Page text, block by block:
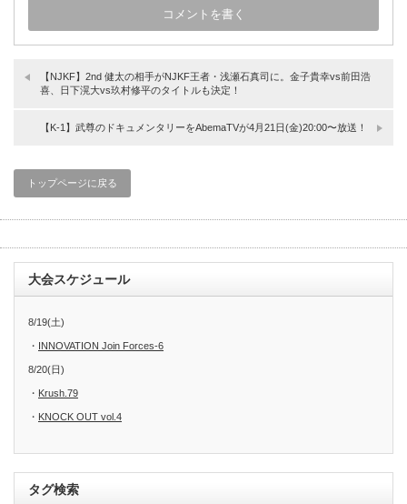
【NJKF】2nd 健太の相手がNJKF王者・浅瀬石真司に。金子貴幸vs前田浩
喜、日下滉大vs玖村修平のタイトルも決定！
【K-1】武尊のドキュメンタリーをAbemaTVが4月21日(金)20:00〜放送！
トップページに戻る
大会スケジュール
8/19(土)
・ INNOVATION Join Forces-6
8/20(日)
・ Krush.79
・ KNOCK OUT vol.4
タグ検索